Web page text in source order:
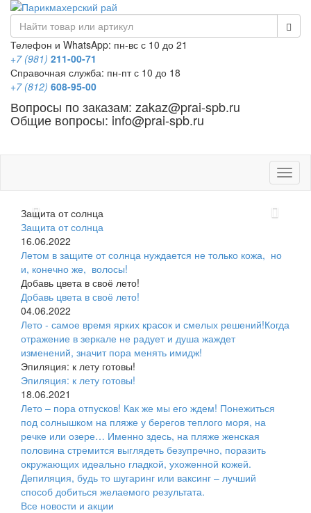
Телефон и WhatsApp: пн-вс с 10 до 21
+7 (981) 211-00-71
Справочная служба: пн-пт с 10 до 18
+7 (812) 608-95-00
Вопросы по заказам: zakaz@prai-spb.ru
Общие вопросы: info@prai-spb.ru
Назад
Защита от солнца
Защита от солнца
16.06.2022
Летом в защите от солнца нуждается не только кожа, но
и, конечно же, волосы!
Добавь цвета в своё лето!
Добавь цвета в своё лето!
04.06.2022
Лето - самое время ярких красок и смелых решений!Когда
отражение в зеркале не радует и душа жаждет
изменений, значит пора менять имидж!
Эпиляция: к лету готовы!
Эпиляция: к лету готовы!
18.06.2021
Лето – пора отпусков! Как же мы его ждем! Понежиться
под солнышком на пляже у берегов теплого моря, на
речке или озере… Именно здесь, на пляже женская
половина стремится выглядеть безупречно, поразить
окружающих идеально гладкой, ухоженной кожей.
Депиляция, будь то шугаринг или ваксинг – лучший
способ добиться желаемого результата.
Все новости и акции